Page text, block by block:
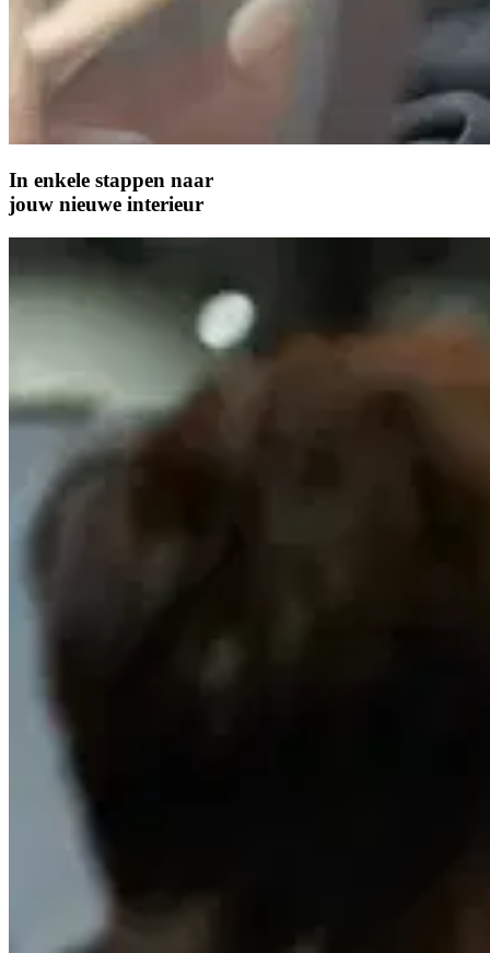
In enkele stappen naar
jouw nieuwe interieur